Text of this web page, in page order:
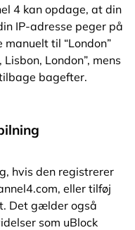
4 kan opdage, at din
IP-adresse peger på
til “London”
London”, mens
bagefter.
hvis den registrerer
eller tilføj
Det gælder også
som uBlock